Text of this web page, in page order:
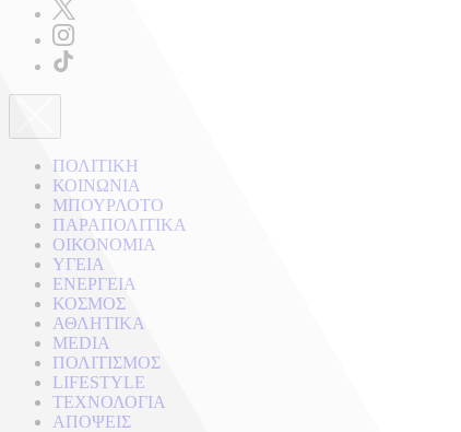
ΠΟΛΙΤΙΚΗ
ΚΟΙΝΩΝΙΑ
ΜΠΟΥΡΛΟΤΟ
ΠΑΡΑΠΟΛΙΤΙΚΑ
ΟΙΚΟΝΟΜΙΑ
ΥΓΕΙΑ
ΕΝΕΡΓΕΙΑ
ΚΟΣΜΟΣ
ΑΘΛΗΤΙΚΑ
MEDIA
ΠΟΛΙΤΙΣΜΟΣ
LIFESTYLE
ΤΕΧΝΟΛΟΓΙΑ
ΑΠΟΨΕΙΣ